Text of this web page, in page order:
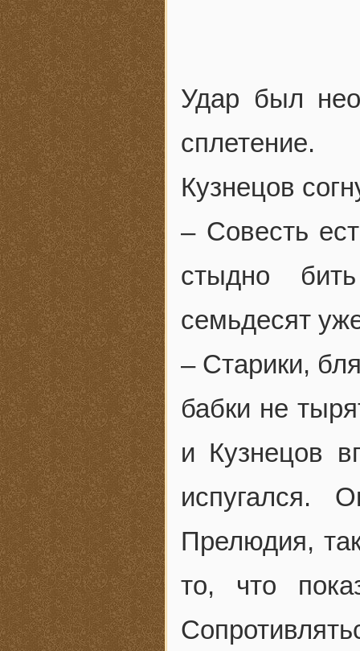
Удар был
сплетение.
Кузнецов
– Совесть
стыдно
семьдесят
– Старики,
бабки не
и Кузнецов
испугался.
Прелюдия,
то, что